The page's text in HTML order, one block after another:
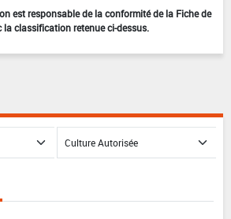
est responsable de la conformité de la Fiche de
la classification retenue ci-dessus.